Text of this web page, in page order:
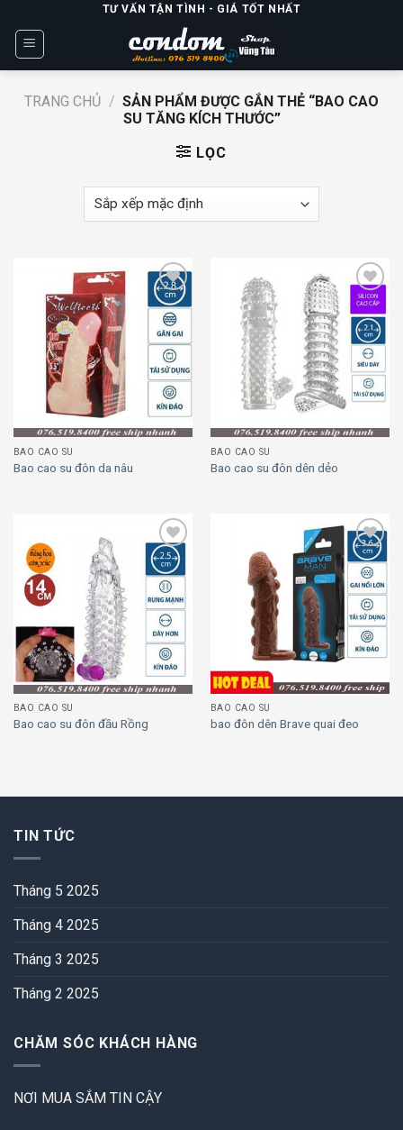
content
TƯ VẤN TẬN TÌNH - GIÁ TỐT NHẤT
TRANG CHỦ / SẢN PHẨM ĐƯỢC GẮN THẺ “BAO CAO
SU TĂNG KÍCH THƯỚC”
LỌC
Add to
wishlist
BAO CAO SU
Bao cao su đôn da nâu
Add to
wishlist
BAO CAO SU
Bao cao su đôn dên dẻo
Add to
wishlist
BAO CAO SU
Bao cao su đôn đầu Rồng
Add to
wishlist
BAO CAO SU
bao đôn dên Brave quai đeo
TIN TỨC
Tháng 5 2025
Tháng 4 2025
Tháng 3 2025
Tháng 2 2025
CHĂM SÓC KHÁCH HÀNG
NƠI MUA SẮM TIN CẬY